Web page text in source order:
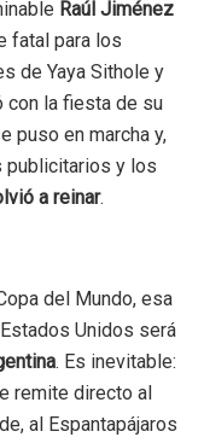
Raúl Jiménez
fatal para los
de Yaya Sithole y
con la fiesta de su
puso en marcha y,
publicitarios y los
a reinar.
del Mundo, esa
Unidos será
. Es inevitable:
remite directo al
al Espantapájaros